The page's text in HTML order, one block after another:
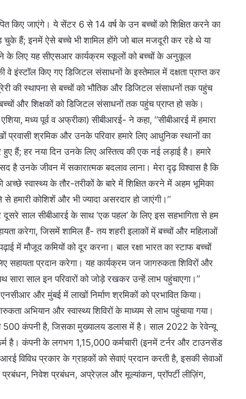
किए जाएंगे। ये सेंटर 6 से 14 वर्ष के उन बच्चों को शिक्षित करने का
चुके हैं; इनमें ऐसे बच्चे भी शामिल होंगे जो बाल मजदूरी कर रहे थे या
के लिए यह सीएसआर कार्यक्रम स्कूलों को बच्चों के अनुकूल
इंस्टॉल किए गए डिजिटल संसाधनों के इस्तेमाल में दक्षता प्राप्त कर
की स्थापना से बच्चों को भौतिक और डिजिटल संसाधनों तक पहुंच
और शिक्षकों को डिजिटल संसाधनों तक पहुंच प्राप्त हो सके।
मध्य पूर्व व अफ्रीका) सीबीआरई- ने कहा, ’’सीबीआरई में हमारा
श्रमिक और उनके परिवार हमारे लिए आधुनिक स्थानों का
हुए हैं; हर नया दिन उनके लिए अस्तित्व की एक नई लड़ाई है। हमारे
है उनके जीवन में सकारात्मक बदलाव लाना। मेरा दृढ़ विश्वास है कि
अच्छे स्वास्थ्य के तौर-तरीकों के बारे में शिक्षित करने में अहम भूमिका
कोशिशें और भी ज्यादा असरदार हो जाएंगी।’’
दूसरे साल सीबीआरई के साथ ’एक पहल’ के लिए इस सहभागिता से हम
करेगा, जिसमें शामिल हैं- तय शहरी इलाकों में बच्चों और महिलाओं
में मौजूद कमियों को दूर करना। बाल रक्षा भारत का स्टाफ बच्चों
सहायता प्रदान करेगा। यह कार्यक्रम जन जागरुकता शिविरों और
साल इन परिवारों को जोड़े रखकर उन्हें लाभ पहुंचाएगा।’’
और मुंबई में लाखों निर्माण श्रमिकों को प्रभावित किया।
अभियान और स्वास्थ्य शिविरों के माध्यम से लाभ पहुंचाया गया।
कंपनी है, जिसका मुख्यालय डलास में है। साल 2022 के रेवेन्यू
है। कंपनी के लगभग 1,15,000 कर्मचारी (इनमें टर्नर और टाउनसेंड
विविध प्रकार के ग्राहकों को सेवाएं प्रदान करती है, इसकी सेवाओं
निवेश प्रबंधन, अप्रेज़ल और मूल्यांकन, प्रॉपर्टी लीज़िंग,
अरुणा
नमन
Bill
2026:
पेपर
लीक
माफिया
पर
बड़ी
चोट,
लोकसभा
से
एंटी
पेपर
लीक
संशोधन
बिल
2026
को
मंजूरी
1 week ago
Anti Paper Leak Bill 2026: पेपर लीक
माफिया पर बड़ी चोट, लोकसभा से एंटी
पेपर लीक संशोधन बिल 2026 को मंजूरी